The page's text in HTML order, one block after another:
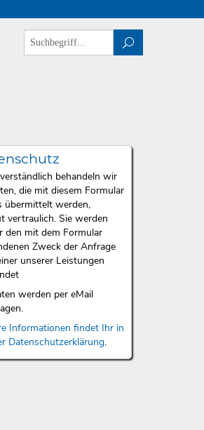
behandeln wir
die mit diesem Formular
übermittelt werden,
vertraulich. Sie werden
den mit dem Formular
Zweck der Anfrage
unserer Leistungen
werden per eMail
Informationen findet Ihr in
Datenschutzerklärung.